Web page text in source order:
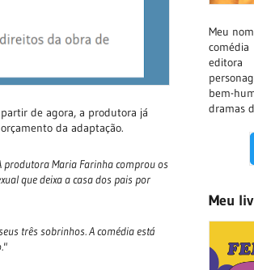
de agora, a produtora já
da adaptação.
produtora Maria Farinha comprou os
que deixa a casa dos pais por
três sobrinhos. A comédia está
Meu
bem-
dramas
Meu